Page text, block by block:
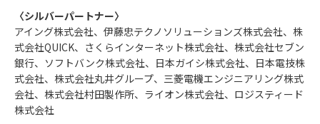
〈シルバーパートナー〉
アイング株式会社、伊藤忠テクノソリューションズ株式会社、株
式会社QUICK、さくらインターネット株式会社、株式会社セブン
銀行、ソフトバンク株式会社、日本ガイシ株式会社、日本電技株
式会社、株式会社丸井グループ、三菱電機エンジニアリング株式
会社、株式会社村田製作所、ライオン株式会社、ロジスティード
株式会社